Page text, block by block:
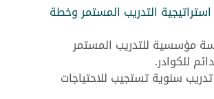
التدريب المستمر وخطة
مؤسسية للتدريب المستمر
للكوادر.
سنوية تستجيب للاحتياجات